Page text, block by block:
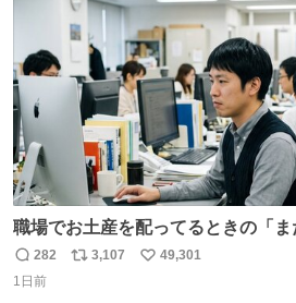
数
職場でお土産を配ってるときの「
的な演技が毎回シンドい。
返
信
282
リ
3,107
い
49,301
1日前